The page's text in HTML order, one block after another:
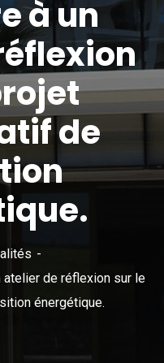
à un
de
atelier de réflexion sur le
énergétique.